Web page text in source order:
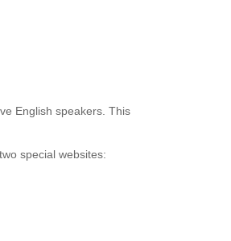
English speakers. This
special websites: